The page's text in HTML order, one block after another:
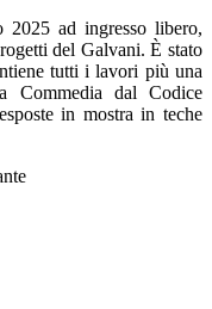
2025 ad ingresso libero,
del Galvani. È stato
tutti i lavori più una
Commedia dal Codice
in mostra in teche